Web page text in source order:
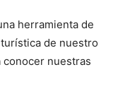
herramienta de
de nuestro
conocer nuestras